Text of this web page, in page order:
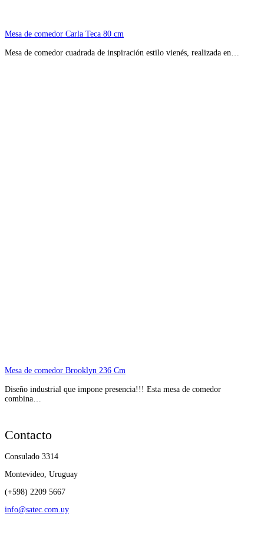
Mesa de comedor Carla Teca 80 cm
Mesa de comedor cuadrada de inspiración estilo vienés, realizada en…
Mesa de comedor Brooklyn 236 Cm
Diseño industrial que impone presencia!!! Esta mesa de comedor
combina…
Contacto
Consulado 3314
Montevideo, Uruguay
(+598) 2209 5667
info@satec.com.uy